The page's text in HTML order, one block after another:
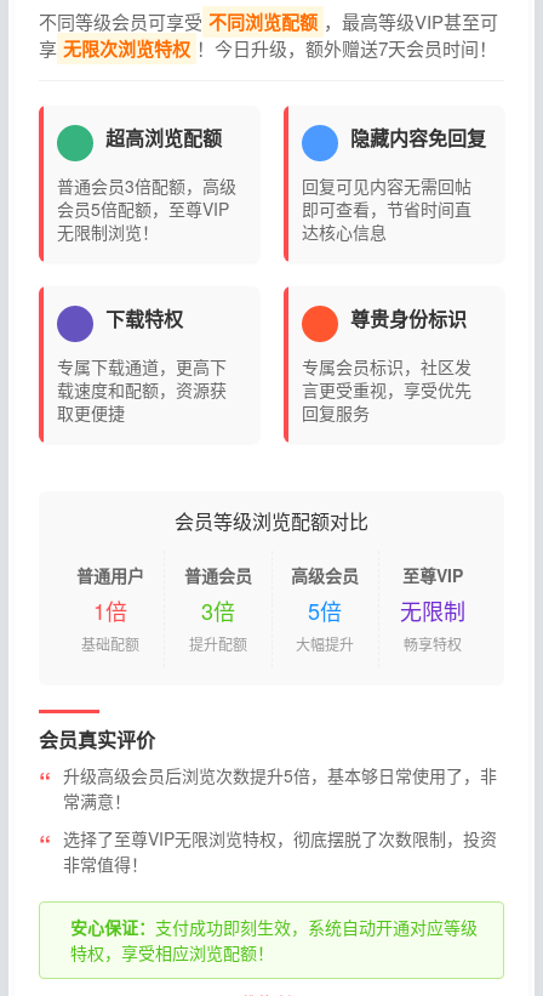
不同等级会员可享受 不同浏览配额 ，最高等级VIP甚至可
享 无限次浏览特权 ！今日升级，额外赠送7天会员时间！
超高浏览配额
普通会员3倍配额，高级
会员5倍配额，至尊VIP
无限制浏览！
隐藏内容免回复
回复可见内容无需回帖
即可查看，节省时间直
达核心信息
下载特权
专属下载通道，更高下
载速度和配额，资源获
取更便捷
尊贵身份标识
专属会员标识，社区发
言更受重视，享受优先
回复服务
会员等级浏览配额对比
普通用户
1倍
基础配额
普通会员
3倍
提升配额
高级会员
5倍
大幅提升
至尊VIP
无限制
畅享特权
会员真实评价
升级高级会员后浏览次数提升5倍，基本够日常使用了，非
常满意！
选择了至尊VIP无限浏览特权，彻底摆脱了次数限制，投资
非常值得！
安心保证： 支付成功即刻生效，系统自动开通对应等级
特权，享受相应浏览配额！